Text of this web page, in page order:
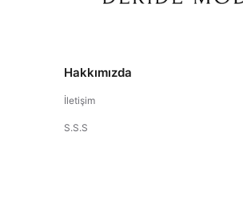
Hakkımızda
İletişim
S.S.S